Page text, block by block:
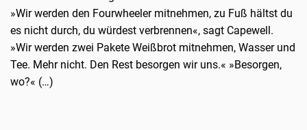
»Wir werden den Fourwheeler mitnehmen, zu Fuß hältst du
es nicht durch, du würdest verbrennen«, sagt Capewell.
»Wir werden zwei Pakete Weißbrot mitnehmen, Wasser und
Tee. Mehr nicht. Den Rest besorgen wir uns.« »Besorgen,
wo?« (…)